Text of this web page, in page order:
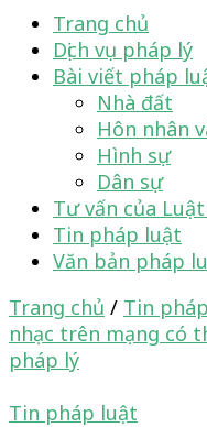
Trang chủ
Dịch vụ pháp lý
Bài viết pháp
Nhà đất
Hôn nhân
Hình sự
Dân sự
Tư vấn của
Tin pháp luật
Văn bản pháp
Trang chủ / Tin
nhạc trên mạng có
pháp lý
Tin pháp luật